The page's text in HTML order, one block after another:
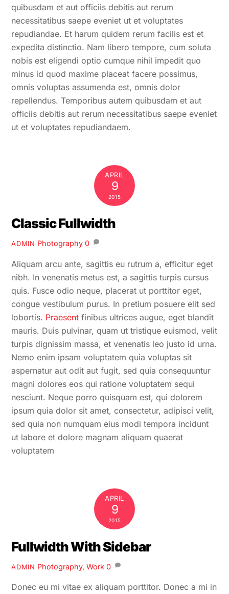
quibusdam et aut officiis debitis aut rerum
necessitatibus saepe eveniet ut et voluptates
repudiandae. Et harum quidem rerum facilis est et
expedita distinctio. Nam libero tempore, cum soluta
nobis est eligendi optio cumque nihil impedit quo
minus id quod maxime placeat facere possimus,
omnis voluptas assumenda est, omnis dolor
repellendus. Temporibus autem quibusdam et aut
officiis debitis aut rerum necessitatibus saepe eveniet
ut et voluptates repudiandaem.
APRIL
9
2015
Classic Fullwidth
ADMIN Photography 0
Aliquam arcu ante, sagittis eu rutrum a, efficitur eget
nibh. In venenatis metus est, a sagittis turpis cursus
quis. Fusce odio neque, placerat ut porttitor eget,
congue vestibulum purus. In pretium posuere elit sed
lobortis. Praesent finibus ultrices augue, eget blandit
mauris. Duis pulvinar, quam ut tristique euismod, velit
turpis dignissim massa, et venenatis leo justo id urna.
Nemo enim ipsam voluptatem quia voluptas sit
aspernatur aut odit aut fugit, sed quia consequuntur
magni dolores eos qui ratione voluptatem sequi
nesciunt. Neque porro quisquam est, qui dolorem
ipsum quia dolor sit amet, consectetur, adipisci velit,
sed quia non numquam eius modi tempora incidunt
ut labore et dolore magnam aliquam quaerat
voluptatem
APRIL
9
2015
Fullwidth With Sidebar
ADMIN Photography, Work 0
Donec eu mi vitae ex aliquam porttitor. Donec a mi in